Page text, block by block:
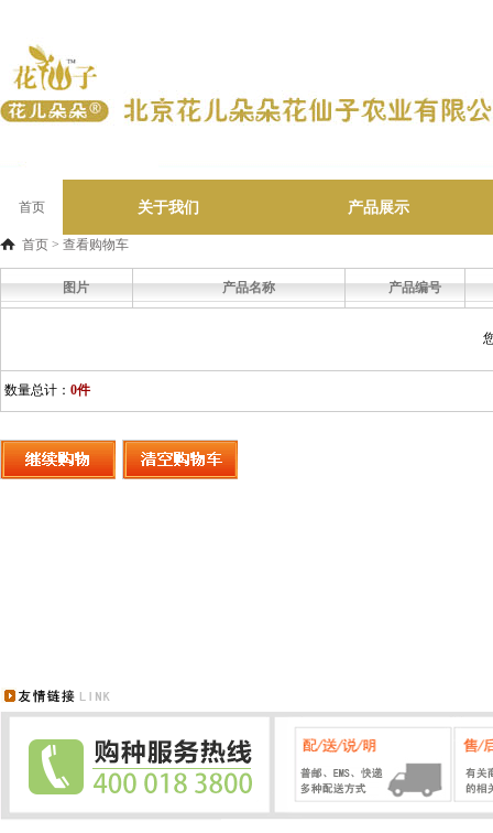
首页 关于我们 产品展示
首页 > 查看购物车
图片 产品名称 产品编号
数量总计： 0件